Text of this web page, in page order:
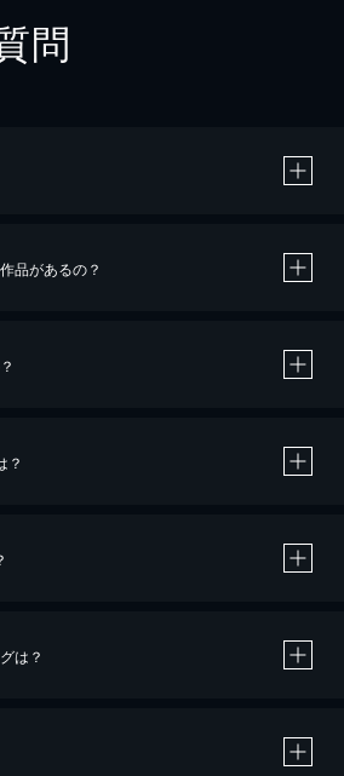
問
品があるの？
？
ジットカード決済による作品の購入 / レンタルです。
は？